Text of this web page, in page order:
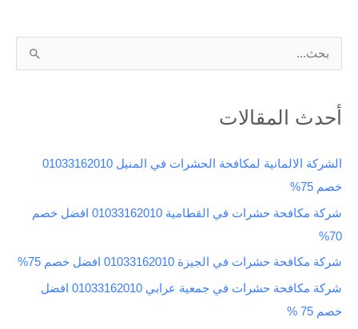
ب
ح
:
أحدث المقالات
الشركة الالمانية لمكافحة الحشرات في المنيل 01033162010
خصم 75%
شركة مكافحة حشرات في القطامية 01033162010 افضل خصم
70%
شركة مكافحة حشرات في الجيزة 01033162010 افضل خصم 75%
شركة مكافحة حشرات في جمعية عرابي 01033162010 افضل
خصم 75 %